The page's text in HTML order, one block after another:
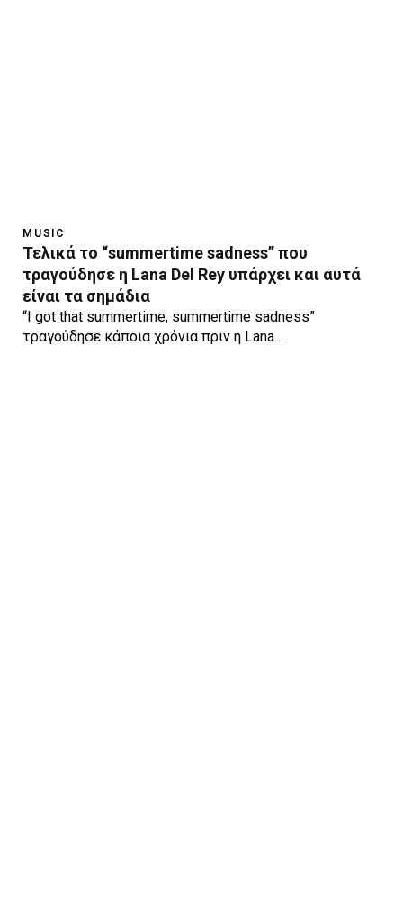
MUSIC
Τελικά το “summertime sadness” που
τραγούδησε η Lana Del Rey υπάρχει και αυτά
είναι τα σημάδια
“I got that summertime, summertime sadness”
τραγούδησε κάποια χρόνια πριν η Lana…